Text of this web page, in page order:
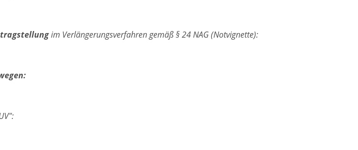
im Verlängerungsverfahren gemäß § 24 NAG (Notvignette):